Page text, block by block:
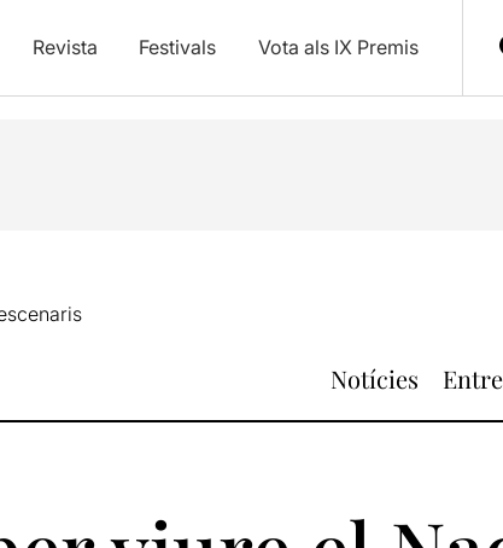
Revista Festivals Vota als IX Premis
Notícies